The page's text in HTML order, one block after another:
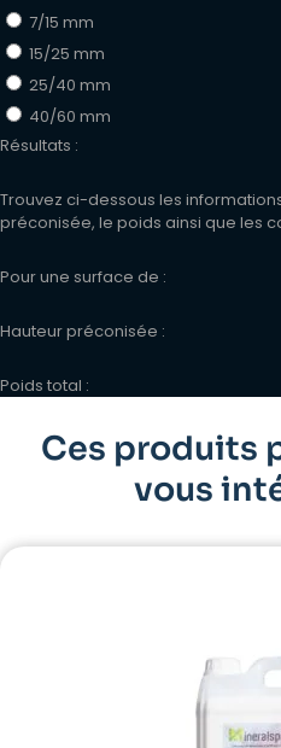
7/15 mm
15/25 mm
25/40 mm
40/60 mm
Résultats :
Trouvez ci-dessous les
préconisée, le poids ainsi que les
Pour une surface de :
Hauteur préconisée :
Poids total :
Ces produits
vous